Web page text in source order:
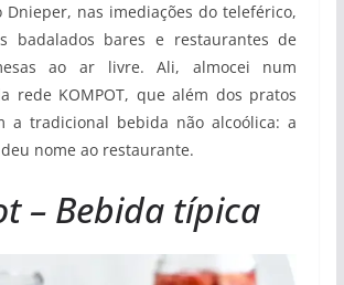
nas imediações do teleférico,
badalados bares e restaurantes de
ao ar livre. Ali, almocei num
rede KOMPOT, que além dos pratos
a tradicional bebida não alcoólica: a
nome ao restaurante.
– Bebida típica